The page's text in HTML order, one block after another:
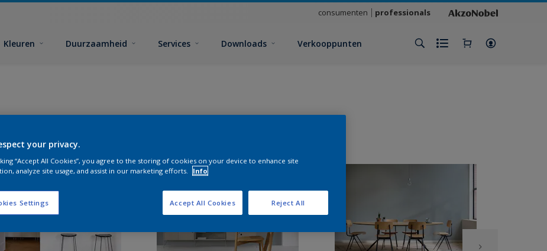
consumenten professionals
Kleuren Duurzaamheid Services Downloads Verkooppunten
your privacy.
“Accept All Cookies”, you agree to the storing of cookies on your device to enhance site
analyze site usage, and assist in our marketing efforts.
Info
Settings Reject All
Accept All Cookies